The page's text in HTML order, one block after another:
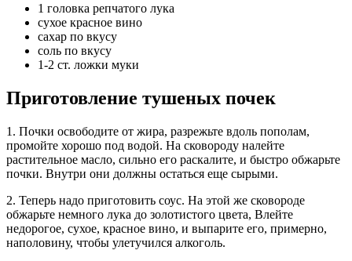
1 головка репчатого лука
сухое красное вино
сахар по вкусу
соль по вкусу
1-2 ст. ложки муки
Приготовление тушеных почек
1. Почки освободите от жира, разрежьте вдоль пополам,
промойте хорошо под водой. На сковороду налейте
растительное масло, сильно его раскалите, и быстро обжарьте
почки. Внутри они должны остаться еще сырыми.
2. Теперь надо приготовить соус. На этой же сковороде
обжарьте немного лука до золотистого цвета, Влейте
недорогое, сухое, красное вино, и выпарите его, примерно,
наполовину, чтобы улетучился алкоголь.